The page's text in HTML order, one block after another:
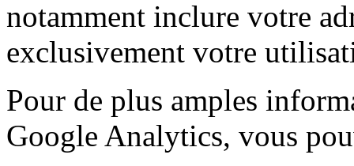
notamment inclure votre
exclusivement votre
Pour de plus amples
Google Analytics, vous